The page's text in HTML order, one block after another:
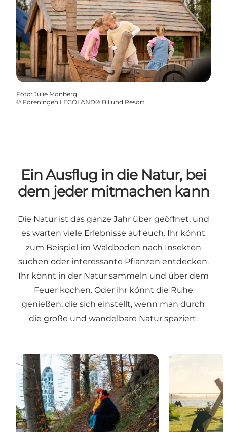
Foto: Julie Monberg
© Foreningen LEGOLAND® Billund Resort
Ein Ausflug in die Natur, bei
dem jeder mitmachen kann
Die Natur ist das ganze Jahr über geöffnet, und
es warten viele Erlebnisse auf euch. Ihr könnt
zum Beispiel im Waldboden nach Insekten
suchen oder interessante Pflanzen entdecken.
Ihr könnt in der Natur sammeln und über dem
Feuer kochen. Oder ihr könnt die Ruhe
genießen, die sich einstellt, wenn man durch
die große und wandelbare Natur spaziert.
Kurze Ausflüge in die Natur Spielplätze